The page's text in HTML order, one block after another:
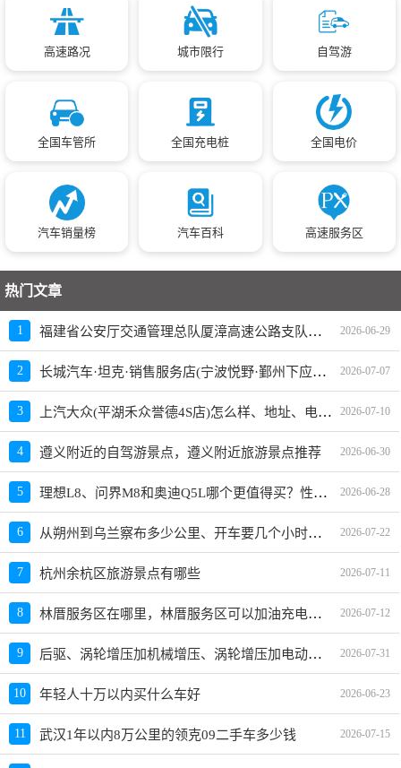
萧山－大弄_萧山－大弄(null)
S26诸永高速诸暨方向155KM+10M 4433
中环西路洪兴路路口 6557
桃园路西山路口 3525
3414
嘉兴平湖市如意路与解放路交叉路口 5569
[淳安]新淳线_((S302)82KM+700M处) 3013
同心路单行线
城东路与四明东路路口西侧 5366
环城北路_环城北路密渡桥路口(环城北路292号附近)
县前西街与紫金路路口 2941
旭阳路千帆路路段 3172
[淳安]淳安-淳杨线_(36KM+450M处) 4926
润发公交专用道)
3674
[下城区]临丁路_临丁路石桥路口() 3349
G50沪渝高速 148公里 150米 方向 上行 3748
京福线1581km＋900m嵊州到三界
绍兴市柯桥区旺角豪口福旁 3375
[绕城地区]G2501杭州绕城高速_(74KM+900M南向北)
G2501杭州绕城高速_(杭州市绕城公路南线西向北
41Km+680m)
[绕城地区]G2501杭州绕城高速_(107KM+800M西向东) 9122
新大路727号（2047酒店）路段 3194
高速路况 城市限行 自驾游
全国车管所 全国充电桩 全国电价
汽车销量榜 汽车百科 高速服务区
热门文章
1 福建省公安厅交通管理总队厦漳高速公路支队五大队地址、电话、上班时间、能处理违章吗 2026-06-29
2 长城汽车·坦克·销售服务店(宁波悦野·鄞州下应北路店)怎么样、地址、电话、上班时间查询 2026-07-07
3 上汽大众(平湖禾众誉德4S店)怎么样、地址、电话、上班时间查询 2026-07-10
4 遵义附近的自驾游景点，遵义附近旅游景点推荐 2026-06-30
5 理想L8、问界M8和奥迪Q5L哪个更值得买？性价比、配置对比 2026-06-28
6 从朔州到乌兰察布多少公里、开车要几个小时？过路费、油费等 2026-07-22
7 杭州余杭区旅游景点有哪些 2026-07-11
8 林厝服务区在哪里，林厝服务区可以加油充电吗？ 2026-07-12
9 后驱、涡轮增压加机械增压、涡轮增压加电动增压车型推荐，哪款好？价格多少？ 2026-07-31
10 年轻人十万以内买什么车好 2026-06-23
11 武汉1年以内8万公里的领克09二手车多少钱 2026-07-15